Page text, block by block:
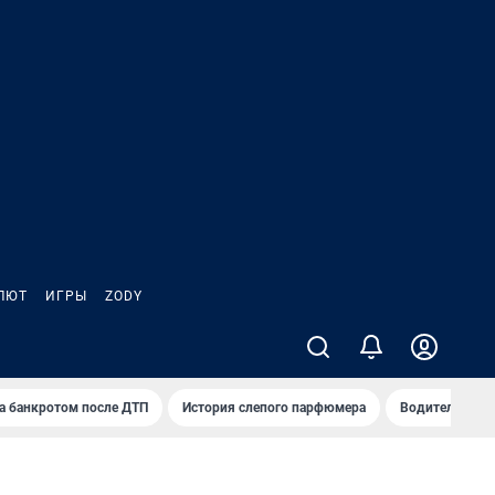
ИГРЫ ZODY
банкротом после ДТП История слепого парфюмера Водители